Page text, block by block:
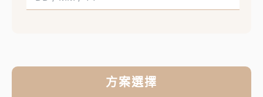
方案選擇